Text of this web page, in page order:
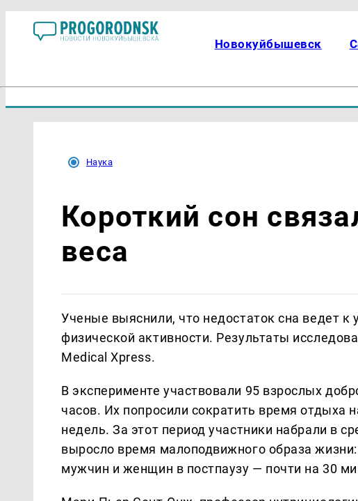
Новокуйбышевск
Наука
Короткий сон
веса
Ученые выяснили, что недостаток сна ведет
физической активности. Результаты
Medical Xpress.
В эксперименте участвовали 95 взрослых
часов. Их попросили сократить время отдыха
недель. За этот период участники набрали в
выросло время малоподвижного образа
мужчин и женщин в постпаузу — почти на 30